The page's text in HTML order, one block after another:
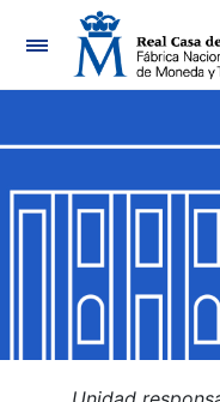
Mostrar/Ocultar
Mostrar/Ocultar
Mostrar/Ocultar